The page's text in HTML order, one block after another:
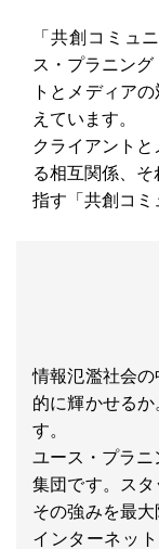
「共創コミュ
ス・プラニン
トとメディア
えています。
クライアント
る相互関係、
指す「共創コミ
情報氾濫社会
的に輝かせる
す。
ユース・プラニ
集団です。スタ
その強みを最
インターネッ